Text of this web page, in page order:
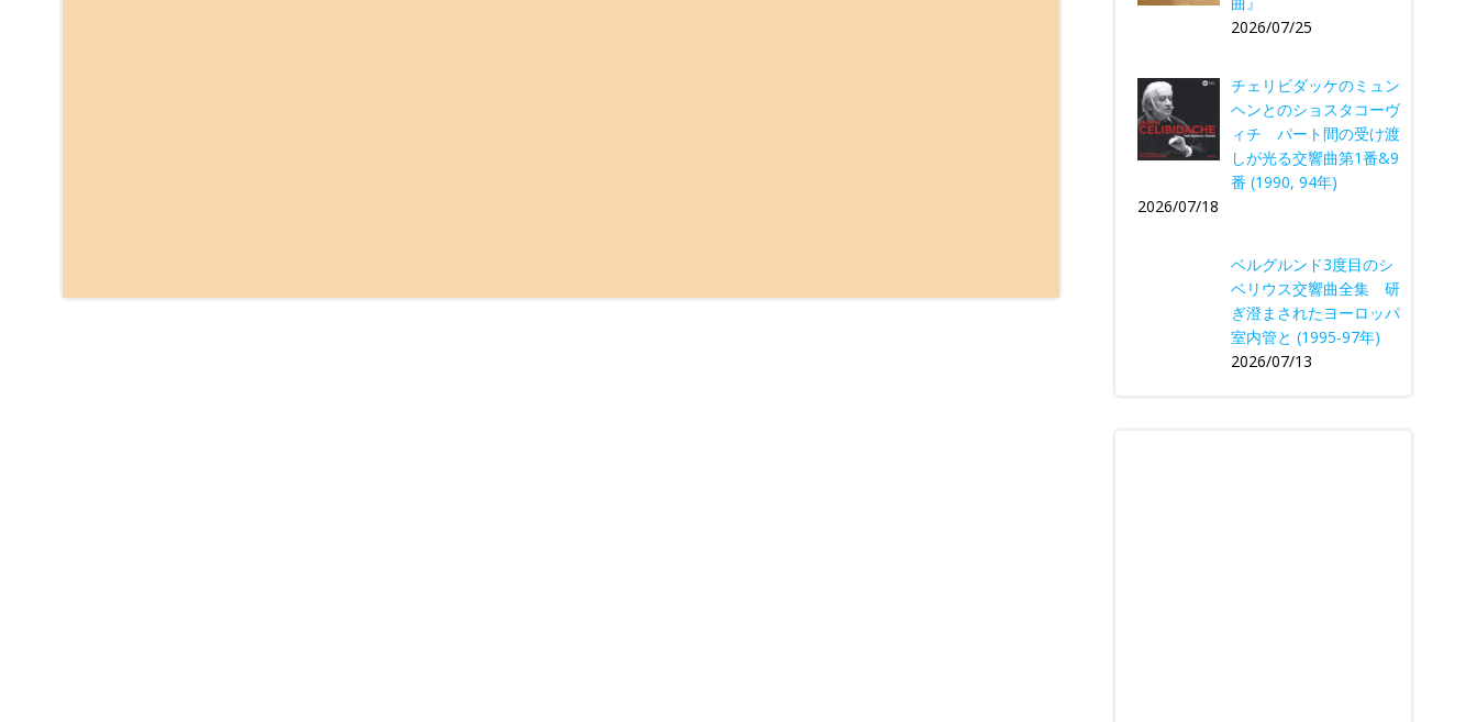
2026/07/25
チェリビダッケのミュン
ヘンとのショスタコーヴ
ィチ パート間の受け渡
しが光る交響曲第1番&9
番 (1990, 94年)
2026/07/18
ベルグルンド3度目のシ
ベリウス交響曲全集 研
ぎ澄まされたヨーロッパ
室内管と (1995-97年)
2026/07/13